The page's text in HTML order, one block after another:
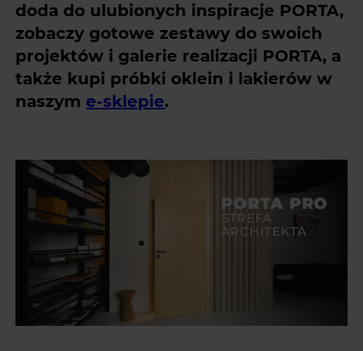
doda do ulubionych inspiracje PORTA,
zobaczy gotowe zestawy do swoich
projektów i galerie realizacji PORTA, a
także kupi próbki oklein i lakierów w
naszym e-sklepie.